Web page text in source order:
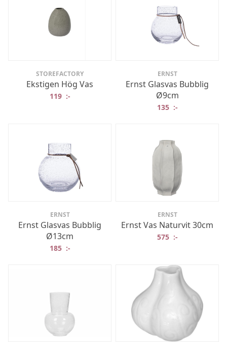
STOREFACTORY
Ekstigen Hög Vas
119 :-
ERNST
Ernst Glasvas Bubblig
Ø9cm
135 :-
ERNST
Ernst Glasvas Bubblig
Ø13cm
185 :-
ERNST
Ernst Vas Naturvit 30cm
575 :-